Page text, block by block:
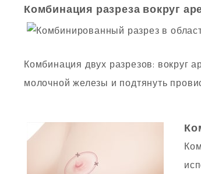
Комбинация разреза вокруг
Комбинация двух разрезов: вокруг
молочной железы и подтянуть